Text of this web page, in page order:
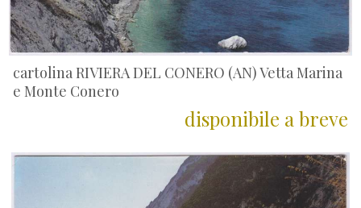
cartolina RIVIERA DEL CONERO (AN) Vetta Marina
e Monte Conero
disponibile a breve